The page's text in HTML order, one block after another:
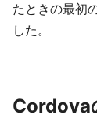
たときの最初
した。
Cordova